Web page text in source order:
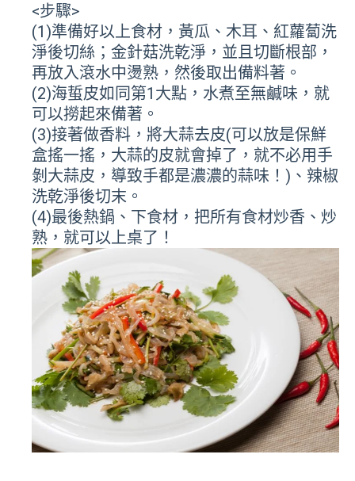
<步驟>
(1)準備好以上食材，黃瓜、木耳、紅蘿蔔洗
淨後切絲；金針菇洗乾淨，並且切斷根部，
再放入滾水中燙熟，然後取出備料著。
(2)海蜇皮如同第1大點，水煮至無鹹味，就
可以撈起來備著。
(3)接著做香料，將大蒜去皮(可以放是保鮮
盒搖一搖，大蒜的皮就會掉了，就不必用手
剝大蒜皮，導致手都是濃濃的蒜味！)、辣椒
洗乾淨後切末。
(4)最後熱鍋、下食材，把所有食材炒香、炒
熟，就可以上桌了！